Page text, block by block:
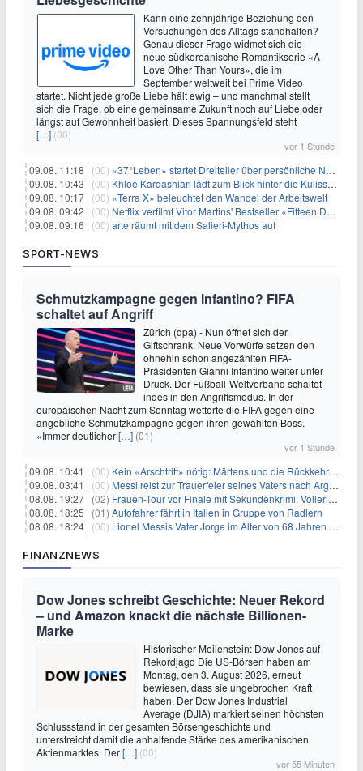
Kann eine zehnjährige Beziehung den
Versuchungen des Alltags standhalten?
Genau dieser Frage widmet sich die
neue südkoreanische Romantikserie «A
Love Other Than Yours», die im
September weltweit bei Prime Video
startet. Nicht jede große Liebe hält ewig – und manchmal stellt
sich die Frage, ob eine gemeinsame Zukunft noch auf Liebe oder
längst auf Gewohnheit basiert. Dieses Spannungsfeld steht
[…] (00)
vor 1 Stunde
09.08. 11:18 | (00) «37°Leben» startet Dreiteiler über persönliche Neuanfänge
09.08. 10:43 | (00) Khloé Kardashian lädt zum Blick hinter die Kulissen ihres Freundeskreises
09.08. 10:17 | (00) «Terra X» beleuchtet den Wandel der Arbeitswelt
09.08. 09:42 | (00) Netflix verfilmt Vitor Martins' Bestseller «Fifteen Days»
09.08. 09:16 | (00) arte räumt mit dem Salieri-Mythos auf
SPORT-NEWS
Schmutzkampagne gegen Infantino? FIFA
schaltet auf Angriff
Zürich (dpa) - Nun öffnet sich der
Giftschrank. Neue Vorwürfe setzen den
ohnehin schon angezählten FIFA-
Präsidenten Gianni Infantino weiter unter
Druck. Der Fußball-Weltverband schaltet
indes in den Angriffsmodus. In der
europäischen Nacht zum Sonntag wetterte die FIFA gegen eine
angebliche Schmutzkampagne gegen ihren gewählten Boss.
«Immer deutlicher[…] (01)
vor 1 Stunde
09.08. 10:41 | (00) Kein «Arschtritt» nötig: Märtens und die Rückkehr nach Paris
09.08. 03:41 | (00) Messi reist zur Trauerfeier seines Vaters nach Argentinien
08.08. 19:27 | (02) Frauen-Tour vor Finale mit Sekundenkrimi: Vollering in Gelb
08.08. 18:25 | (01) Autofahrer fährt in Italien in Gruppe von Radlern
08.08. 18:24 | (00) Lionel Messis Vater Jorge im Alter von 68 Jahren gestorben
FINANZNEWS
Dow Jones schreibt Geschichte: Neuer Rekord
– und Amazon knackt die nächste Billionen-
Marke
Historischer Meilenstein: Dow Jones auf
Rekordjagd Die US-Börsen haben am
Montag, den 3. August 2026, erneut
bewiesen, dass sie ungebrochen Kraft
haben. Der Dow Jones Industrial
Average (DJIA) markiert seinen höchsten
Schlussstand in der gesamten Börsengeschichte und
unterstreicht damit die anhaltende Stärke des amerikanischen
Aktienmarktes. Der[…] (00)
vor 55 Minuten